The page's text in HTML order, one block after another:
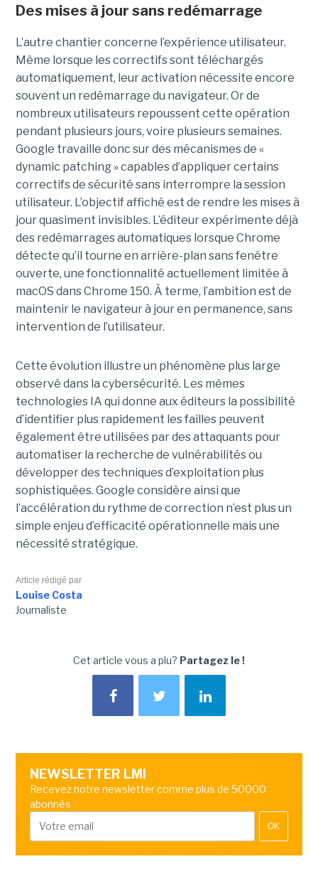
Des mises à jour sans redémarrage
L’autre chantier concerne l’expérience utilisateur.
Même lorsque les correctifs sont téléchargés
automatiquement, leur activation nécessite encore
souvent un redémarrage du navigateur. Or de
nombreux utilisateurs repoussent cette opération
pendant plusieurs jours, voire plusieurs semaines.
Google travaille donc sur des mécanismes de «
dynamic patching » capables d’appliquer certains
correctifs de sécurité sans interrompre la session
utilisateur. L’objectif affiché est de rendre les mises à
jour quasiment invisibles. L’éditeur expérimente déjà
des redémarrages automatiques lorsque Chrome
détecte qu’il tourne en arrière-plan sans fenêtre
ouverte, une fonctionnalité actuellement limitée à
macOS dans Chrome 150. À terme, l’ambition est de
maintenir le navigateur à jour en permanence, sans
intervention de l’utilisateur.
Cette évolution illustre un phénomène plus large
observé dans la cybersécurité. Les mêmes
technologies IA qui donne aux éditeurs la possibilité
d’identifier plus rapidement les failles peuvent
également être utilisées par des attaquants pour
automatiser la recherche de vulnérabilités ou
développer des techniques d’exploitation plus
sophistiquées. Google considère ainsi que
l’accélération du rythme de correction n’est plus un
simple enjeu d’efficacité opérationnelle mais une
nécessité stratégique.
Article rédigé par
Louise Costa
Journaliste
Cet article vous a plu? Partagez le !
NEWSLETTER LMI
Recevez notre newsletter comme plus de 50000
abonnés
OK